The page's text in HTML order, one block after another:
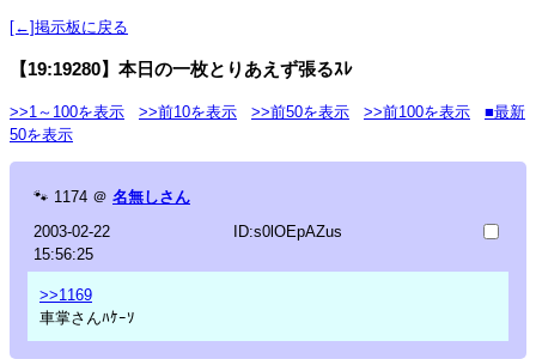
[←]掲示板に戻る
【19:19280】本日の一枚とりあえず張るｽﾚ
>>1～100を表示 >>前10を表示 >>前50を表示 >>前100を表示
■最新
50を表示
🐾 1174 ＠ 名無しさん
2003-02-22
15:56:25
ID:s0lOEpAZus
>>1169
車掌さんﾊｹｰｿ